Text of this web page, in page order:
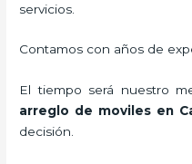
servicios.
Contamos con años de
El tiempo será nuestro
arreglo de moviles en
decisión.